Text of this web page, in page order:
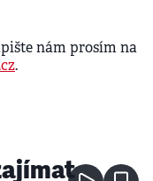
nám prosím na
.